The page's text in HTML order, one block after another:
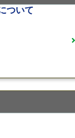
チ メルセデスベンツ
ミシュランパイロッ
ついて